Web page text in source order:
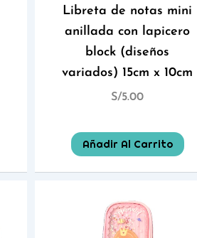
Libreta de notas mini
anillada con lapicero
block (diseños
variados) 15cm x 10cm
S/5.00
Añadir Al Carrito